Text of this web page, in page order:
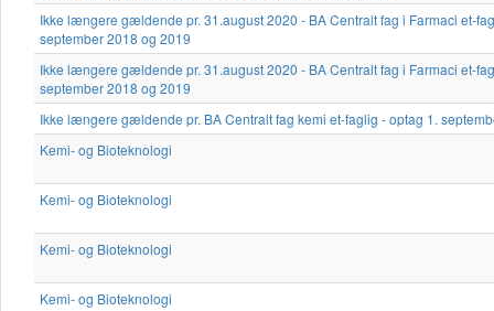
Ikke længere gældende pr. 31.august 2020 - BA Centralt fag i Farmaci et-
september 2018 og 2019
Ikke længere gældende pr. 31.august 2020 - BA Centralt fag i Farmaci et-
september 2018 og 2019
Ikke længere gældende pr. BA Centralt fag kemi et-faglig - optag 1.
Kemi- og Bioteknologi
Kemi- og Bioteknologi
Kemi- og Bioteknologi
Kemi- og Bioteknologi